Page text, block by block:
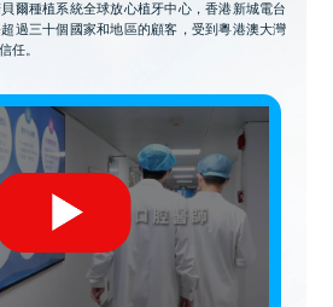
爾種植系統全球放心植牙中心，香港新城電台
過三十個國家和地區的顧客，受到粵港澳大灣
任。